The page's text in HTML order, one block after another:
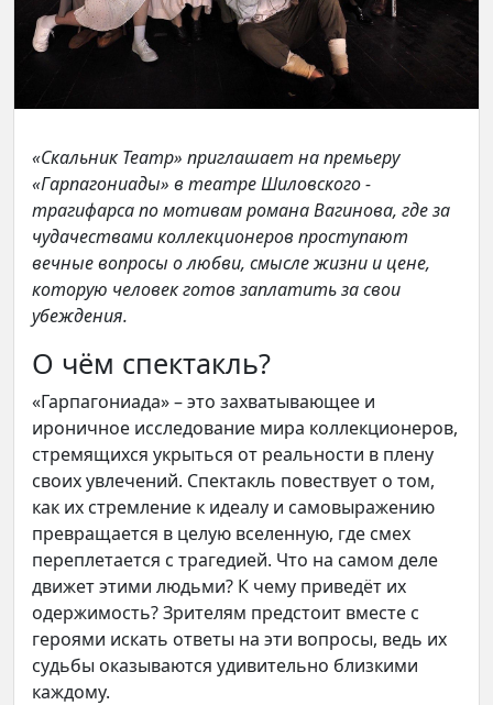
«Скальник Театр» приглашает на премьеру
«Гарпагониады» в театре Шиловского -
трагифарса по мотивам романа Вагинова, где за
чудачествами коллекционеров проступают
вечные вопросы о любви, смысле жизни и цене,
которую человек готов заплатить за свои
убеждения.
О чём спектакль?
«Гарпагониада» – это захватывающее и
ироничное исследование мира коллекционеров,
стремящихся укрыться от реальности в плену
своих увлечений. Спектакль повествует о том,
как их стремление к идеалу и самовыражению
превращается в целую вселенную, где смех
переплетается с трагедией. Что на самом деле
движет этими людьми? К чему приведёт их
одержимость? Зрителям предстоит вместе с
героями искать ответы на эти вопросы, ведь их
судьбы оказываются удивительно близкими
каждому.